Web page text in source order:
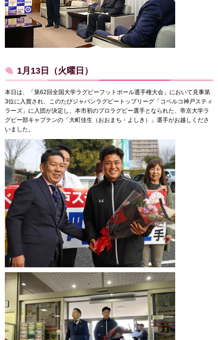
1月13日（火曜日）
本日は、「第62回全国大学ラグビーフットボール選手権大会」において見事第
3位に入賞され、このたびジャパンラグビートップリーグ「コベルコ神戸スティ
ラーズ」に入団が決定し、本市初のプロラグビー選手となられた、帝京大学ラ
グビー部キャプテンの「大町佳生（おおまち・よしき）」選手がお越しくださ
いました。